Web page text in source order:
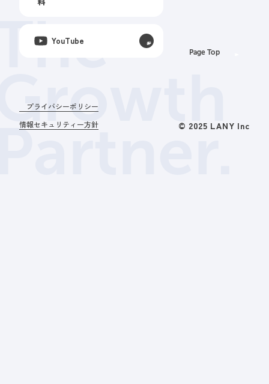
プライバシーポリシー
情報セキュリティー方針
© 2025 LANY Inc
YouTube
Page Top